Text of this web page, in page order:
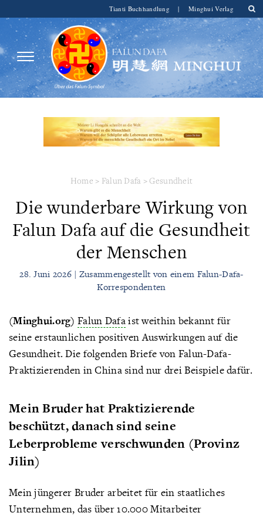
Tianti Buchhandlung | Minghui Verlag
Home > Falun Dafa >Gesundheit
Die wunderbare Wirkung von
Falun Dafa auf die Gesundheit
der Menschen
28. Juni 2026 | Zusammengestellt von einem Falun-Dafa-
Korrespondenten
(Minghui.org) Falun Dafaist weithin bekannt für
seine erstaunlichen positiven Auswirkungen auf die
Gesundheit. Die folgenden Briefe von Falun-Dafa-
Praktizierenden in China sind nur drei Beispiele dafür.
Mein Bruder hat Praktizierende
beschützt, danach sind seine
Leberprobleme verschwunden (Provinz
Jilin)
Mein jüngerer Bruder arbeitet für ein staatliches
Unternehmen, das über 10.000 Mitarbeiter